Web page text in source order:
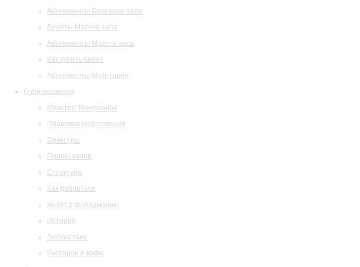
Абонементы Большого зала
Билеты Малого зала
Абонементы Малого зала
Как купить билет
Абонементы Музитория
О филармонии
Маэстро Темирканов
Правовая информация
Оркестры
Планы залов
Структура
Как добраться
Визит в филармонию
История
Библиотека
Ресторан и кафе